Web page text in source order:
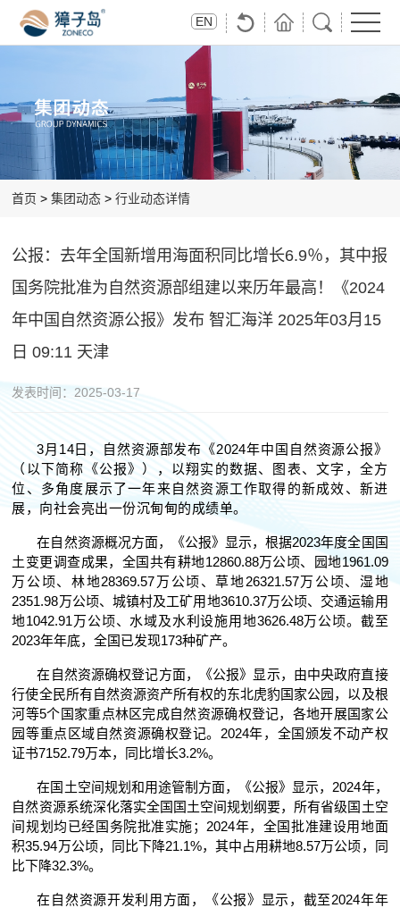
EN
獐
岛
岛
品
动
者
系
风
獐
岛
首页 >集团动态 >行业动态详情
公报：去年全国新增用海面积同比增长6.9％，其中报
国务院批准为自然资源部组建以来历年最高！《2024
年中国自然资源公报》发布 智汇海洋 2025年03月15
日 09:11 天津
发表时间： 2025-03-17
3月14日，自然资源部发布《2024年中国自然资源公报》
（以下简称《公报》），以翔实的数据、图表、文字，全方
位、多角度展示了一年来自然资源工作取得的新成效、新进
展，向社会亮出一份沉甸甸的成绩单。
在自然资源概况方面，《公报》显示，根据2023年度全国国
土变更调查成果，全国共有耕地12860.88万公顷、园地1961.09
万公顷、林地28369.57万公顷、草地26321.57万公顷、湿地
2351.98万公顷、城镇村及工矿用地3610.37万公顷、交通运输用
地1042.91万公顷、水域及水利设施用地3626.48万公顷。截至
2023年年底，全国已发现173种矿产。
在自然资源确权登记方面，《公报》显示，由中央政府直接
行使全民所有自然资源资产所有权的东北虎豹国家公园，以及根
河等5个国家重点林区完成自然资源确权登记，各地开展国家公
园等重点区域自然资源确权登记。2024年，全国颁发不动产权
证书7152.79万本，同比增长3.2%。
在国土空间规划和用途管制方面，《公报》显示，2024年，
自然资源系统深化落实全国国土空间规划纲要，所有省级国土空
间规划均已经国务院批准实施；2024年， 全国批准建设用地面
积35.94万公顷，同比下降21.1%，其中占用耕地8.57万公顷，同
比下降32.3%。
在自然资源开发利用方面，《公报》显示，截至2024年年